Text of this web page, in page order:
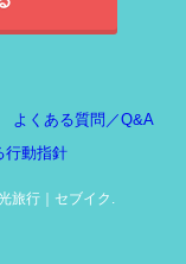
よくある質問／Q&A
行動指針
旅行｜セブイク.